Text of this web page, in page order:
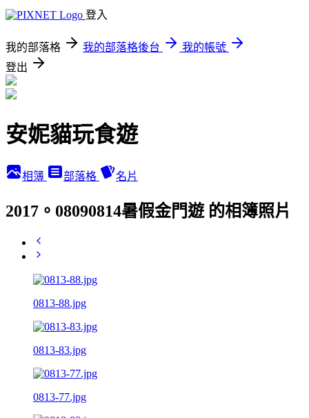
登入
我的部落格 我的部落格後台
我的帳號
登出
安妮貓玩食遊
相簿 部落格 名片
2017。08090814暑假金門遊 的相簿照片
0813-88.jpg
0813-83.jpg
0813-77.jpg